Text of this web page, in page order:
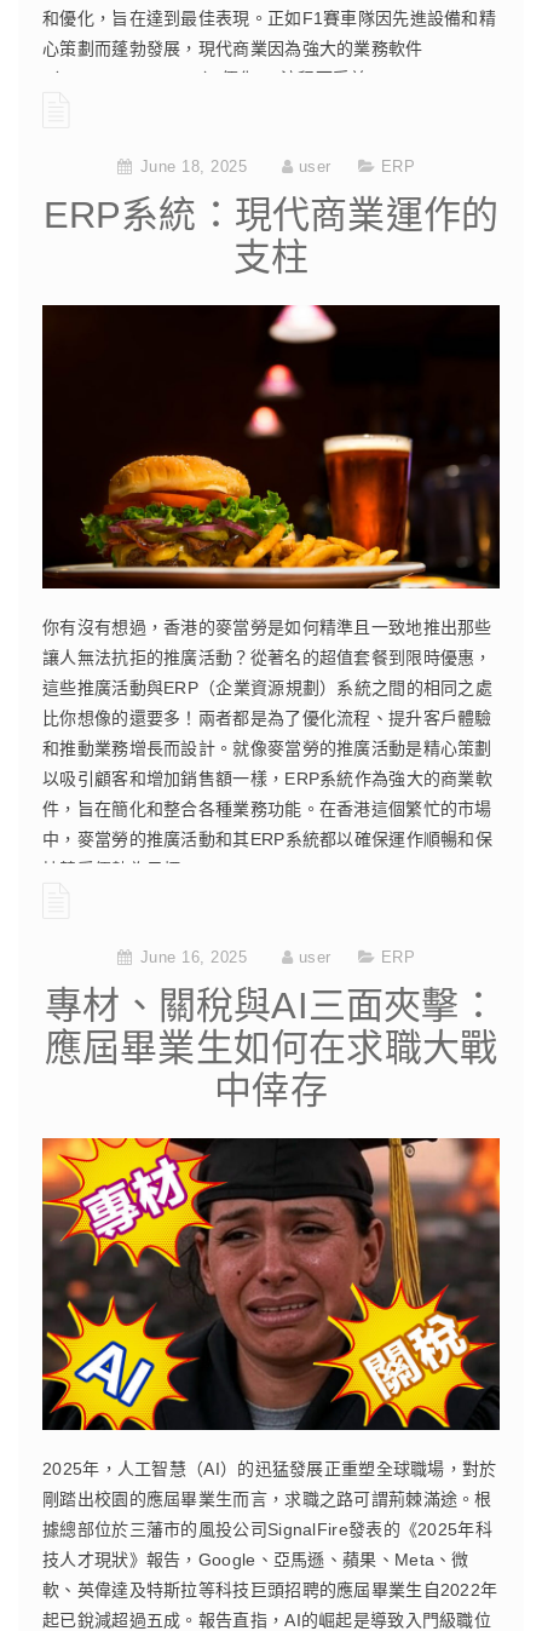
和優化，旨在達到最佳表現。正如F1賽車隊因先進設備和精
心策劃而蓬勃發展，現代商業因為強大的業務軟件
（business software）優化HR流程而受益。
June 18, 2025
user ERP
ERP系統：現代商業運作的
支柱
你有沒有想過，香港的麥當勞是如何精準且一致地推出那些
讓人無法抗拒的推廣活動？從著名的超值套餐到限時優惠，
這些推廣活動與ERP（企業資源規劃）系統之間的相同之處
比你想像的還要多！兩者都是為了優化流程、提升客戶體驗
和推動業務增長而設計。就像麥當勞的推廣活動是精心策劃
以吸引顧客和增加銷售額一樣，ERP系統作為強大的商業軟
件，旨在簡化和整合各種業務功能。在香港這個繁忙的市場
中，麥當勞的推廣活動和其ERP系統都以確保運作順暢和保
持競爭優勢為目標。
June 16, 2025
user ERP
專材、關稅與AI三面夾擊：
應屆畢業生如何在求職大戰
中倖存
2025年，人工智慧（AI）的迅猛發展正重塑全球職場，對於
剛踏出校園的應屆畢業生而言，求職之路可謂荊棘滿途。根
據總部位於三藩市的風投公司SignalFire發表的《2025年科
技人才現狀》報告，Google、亞馬遜、蘋果、Meta、微
軟、英偉達及特斯拉等科技巨頭招聘的應屆畢業生自2022年
起已銳減超過五成。報告直指，AI的崛起是導致入門級職位